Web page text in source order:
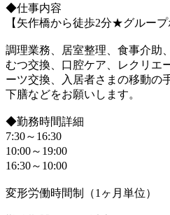
◆仕事内容
【矢作橋から徒歩2分★グループ
調理業務、居室整理、食事介助
むつ交換、口腔ケア、レクリエ
ーツ交換、入居者さまの移動の
下膳などをお願いします。
◆勤務時間詳細
7:30～16:30
10:00～19:00
16:30～10:00
変形労働時間制（1ヶ月単位）